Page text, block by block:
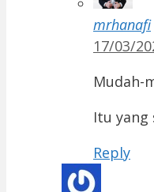
mrhanafi
17/03/
Mudah-
Itu yang
Reply